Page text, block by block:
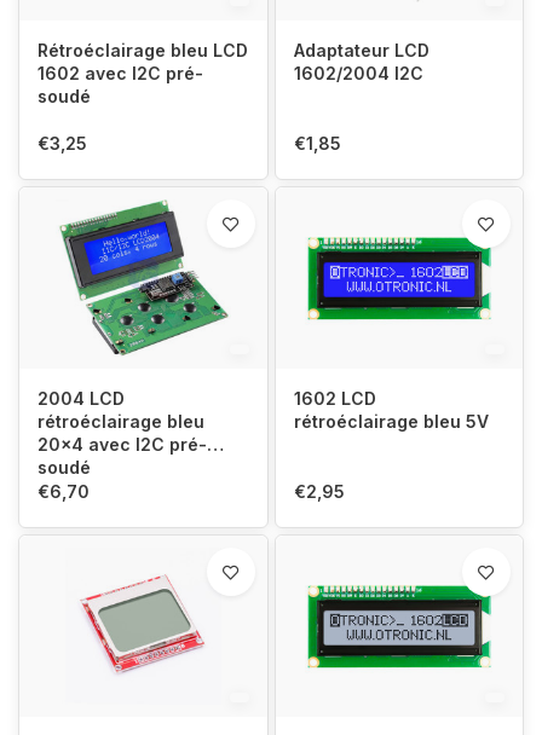
Rétroéclairage bleu LCD
1602 avec I2C pré-
soudé
€3,25
Adaptateur LCD
1602/2004 I2C
€1,85
2004 LCD
rétroéclairage bleu
20x4 avec I2C pré-
soudé
€6,70
1602 LCD
rétroéclairage bleu 5V
€2,95